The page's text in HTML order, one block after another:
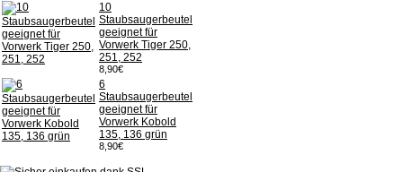
10
Staubsaugerbeutel
geeignet für
Vorwerk Tiger 250,
251, 252
8,90€
6
Staubsaugerbeutel
geeignet für
Vorwerk Kobold
135, 136 grün
8,90€